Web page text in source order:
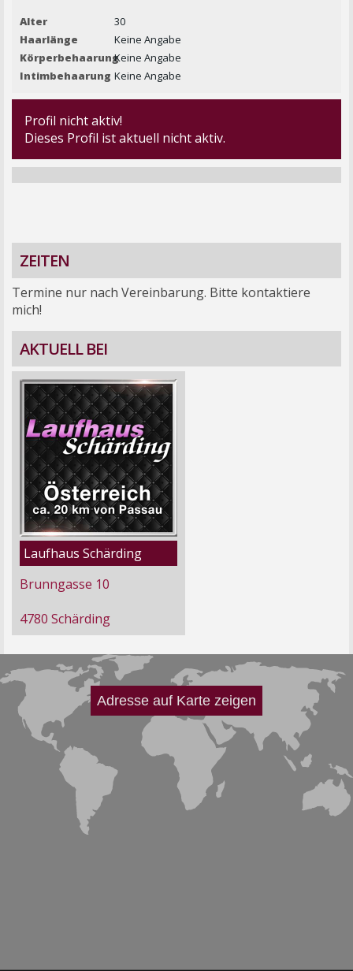
Alter
30
Haarlänge
Keine Angabe
KörperbehaarungKeine Angabe
Intimbehaarung Keine Angabe
Profil nicht aktiv!
Dieses Profil ist aktuell nicht aktiv.
ZEITEN
Termine nur nach Vereinbarung. Bitte kontaktiere
mich!
AKTUELL BEI
Laufhaus Schärding
Brunngasse 10
4780 Schärding
Adresse auf Karte zeigen